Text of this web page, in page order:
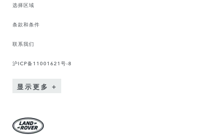
选择区域
条款和条件
联系我们
沪ICP备11001621号-8
显示更多